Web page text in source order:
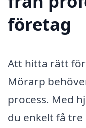
företag
Att hitta rätt
Mörarp
process. Med
du enkelt få